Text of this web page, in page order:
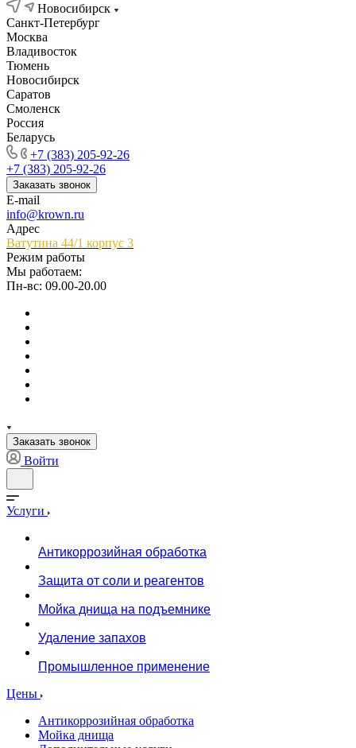
Новосибирск
Санкт-Петербург
Москва
Владивосток
Тюмень
Новосибирск
Саратов
Смоленск
Россия
Беларусь
+7 (383) 205-92-26
+7 (383) 205-92-26
Заказать звонок
E-mail
info@krown.ru
Адрес
Ватутина 44/1 корпус 3
Режим работы
Мы работаем:
Пн-вс: 09.00-20.00
Заказать звонок
Войти
Услуги
Антикоррозийная обработка
Защита от соли и реагентов
Мойка днища на подъемнике
Удаление запахов
Промышленное применение
Цены
Антикоррозийная обработка
Мойка днища